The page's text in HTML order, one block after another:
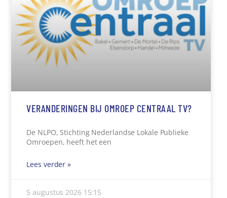
VERANDERINGEN BIJ OMROEP CENTRAAL TV?
De NLPO, Stichting Nederlandse Lokale Publieke
Omroepen, heeft het een
Lees verder »
5 augustus 2026 15:15